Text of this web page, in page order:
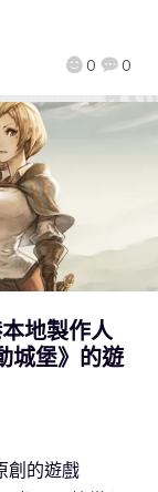
0 0
地製作人
城堡》的遊
創的遊戲